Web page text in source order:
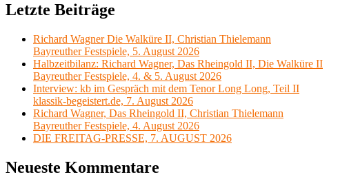
Letzte Beiträge
Richard Wagner Die Walküre II, Christian Thielemann
Bayreuther Festspiele, 5. August 2026
Halbzeitbilanz: Richard Wagner, Das Rheingold II, Die Walküre II
Bayreuther Festspiele, 4. & 5. August 2026
Interview: kb im Gespräch mit dem Tenor Long Long, Teil II
klassik-begeistert.de, 7. August 2026
Richard Wagner, Das Rheingold II, Christian Thielemann
Bayreuther Festspiele, 4. August 2026
DIE FREITAG-PRESSE, 7. AUGUST 2026
Neueste Kommentare